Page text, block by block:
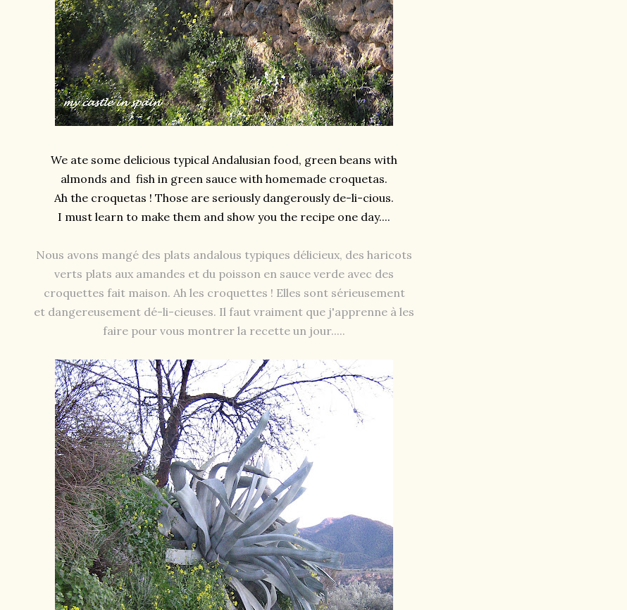
We ate some delicious typical Andalusian food, green beans with
almonds and fish in green sauce with homemade croquetas.
Ah the croquetas ! Those are seriously dangerously de-li-cious.
I must learn to make them and show you the recipe one day....
Nous avons mangé des plats andalous typiques délicieux, des haricots
verts plats aux amandes et du poisson en sauce verde avec des
croquettes fait maison. Ah les croquettes ! Elles sont sérieusement
et dangereusement dé-li-cieuses. Il faut vraiment que j'apprenne à les
faire pour vous montrer la recette un jour.....